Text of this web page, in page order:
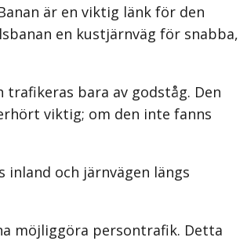
är en viktig länk för den
en kustjärnväg för snabba,
trafikeras bara av godståg. Den
viktig; om den inte fanns
och järnvägen längs
möjliggöra persontrafik. Detta